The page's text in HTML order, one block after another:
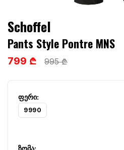
Schoffel
Pants Style Pontre MNS
799 ₾ 995 ₾
9990